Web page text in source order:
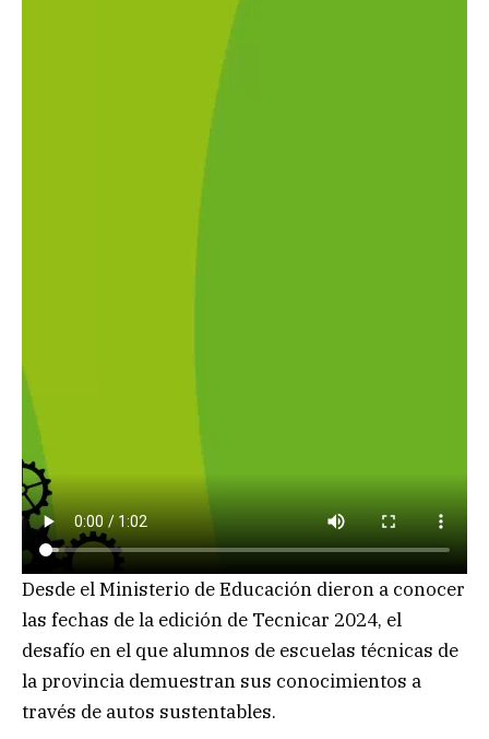
Desde el Ministerio de Educación dieron a conocer
las fechas de la edición de Tecnicar 2024, el
desafío en el que alumnos de escuelas técnicas de
la provincia demuestran sus conocimientos a
través de autos sustentables.